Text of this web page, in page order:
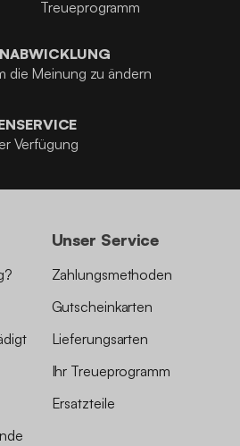
Treueprogramm
die Meinung zu ändern
Verfügung
Unser Service
Zahlungsmethoden
Gutscheinkarten
Lieferungsarten
Ihr Treueprogramm
Ersatzteile